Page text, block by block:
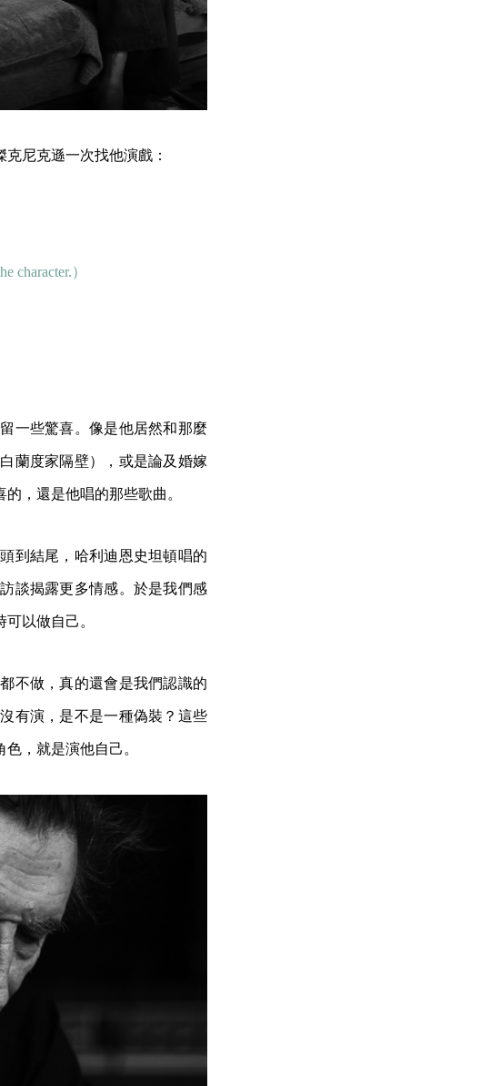
尼克遜一次找他演戲：
character.）
一些驚喜。像是他居然和那麼
蘭度家隔壁），或是論及婚嫁
，還是他唱的那些歌曲。
到結尾，哈利迪恩史坦頓唱的
談揭露更多情感。於是我們感
以做自己。
不做，真的還會是我們認識的
有演，是不是一種偽裝？這些
，就是演他自己。